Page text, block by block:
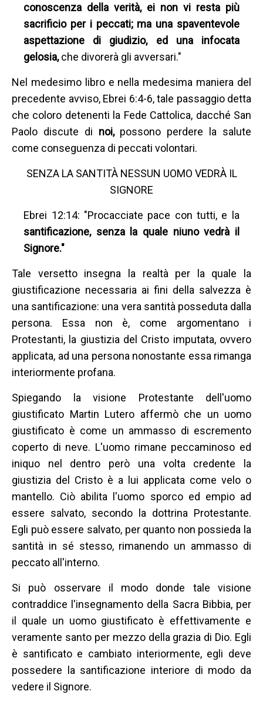
conoscenza della verità, ei non vi resta più
sacrificio per i peccati; ma una spaventevole
aspettazione di giudizio, ed una infocata
gelosia,che divorerà gli avversari."
Nel medesimo libro e nella medesima maniera del
precedente avviso, Ebrei 6:4-6, tale passaggio detta
che coloro detenenti la Fede Cattolica, dacché San
Paolo discute di noi,possono perdere la salute
come conseguenza di peccati volontari.
SENZA LA SANTITÀ NESSUN UOMO VEDRÀ IL
SIGNORE
Ebrei 12:14: "Procacciate pace con tutti, e la
santificazione, senza la quale niuno vedrà il
Signore."
Tale versetto insegna la realtà per la quale la
giustificazione necessaria ai fini della salvezza è
una santificazione: una vera santità posseduta dalla
persona. Essa non è, come argomentano i
Protestanti, la giustizia del Cristo imputata, ovvero
applicata, ad una persona nonostante essa rimanga
interiormente profana.
Spiegando la visione Protestante dell'uomo
giustificato Martin Lutero affermò che un uomo
giustificato è come un ammasso di escremento
coperto di neve. L'uomo rimane peccaminoso ed
iniquo nel dentro però una volta credente la
giustizia del Cristo è a lui applicata come velo o
mantello. Ciò abilita l'uomo sporco ed empio ad
essere salvato, secondo la dottrina Protestante.
Egli può essere salvato, per quanto non possieda la
santità in sé stesso, rimanendo un ammasso di
peccato all'interno.
Si può osservare il modo donde tale visione
contraddice l'insegnamento della Sacra Bibbia, per
il quale un uomo giustificato è effettivamente e
veramente santo per mezzo della grazia di Dio. Egli
è santificato e cambiato interiormente, egli deve
possedere la santificazione interiore di modo da
vedere il Signore.